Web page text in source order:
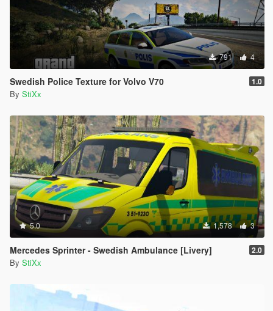
791 4
Swedish Police Texture for Volvo V70 1.0
By StiXx
5.0 1,578 3
Mercedes Sprinter - Swedish Ambulance [Livery] 2.0
By StiXx